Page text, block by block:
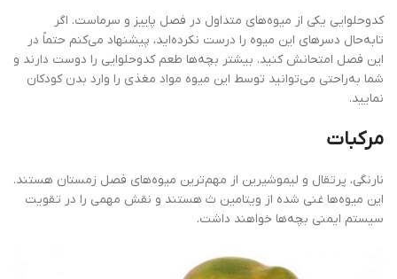
کدوحلوایی یکی از میوه‌های متداول در فصل پاییز و سرماست. اگر
تابه‌حال دسرهای این میوه را درست نکرده‌اید، پیشنهاد می‌کنم حتماً در
این فصل امتحانش کنید. بیشتر بچه‌ها طعم کدوحلوایی را دوست دارند و
شما به‌راحتی می‌توانید توسط این میوه مواد مغذی را وارد بدن کودکان
نمایید.
مرکبات
نارنگی، پرتقال و لیموشیرین از مهم‌ترین میوه‌های فصل زمستان هستند.
این میوه‌ها غنی شده از ویتامین ث هستند و نقش مهمی را در تقویت
سیستم ایمنی بچه‌ها خواهند داشت.